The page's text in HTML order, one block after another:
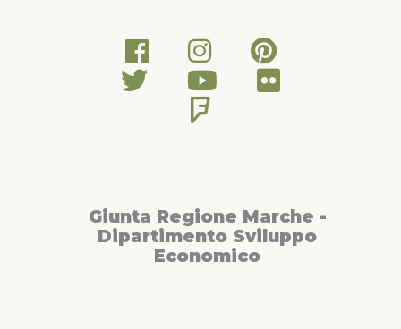
Giunta Regione Marche -
Dipartimento Sviluppo
Economico